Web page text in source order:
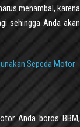
menambal, karena
sehingga Anda akan
Sepeda Motor
Anda boros BBM,